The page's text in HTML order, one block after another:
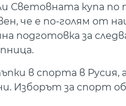
Световната купа по
че е по-голям от
подготовка за
в спорта в Русия,
за спорт